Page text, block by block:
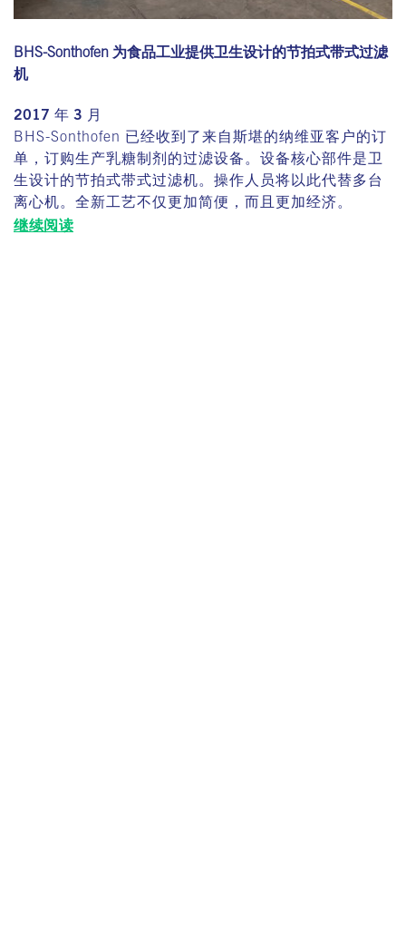
BHS-Sonthofen 为食品工业提供卫生设计的节拍式带式过滤
机
2017 年 3 月
BHS-Sonthofen 已经收到了来自斯堪的纳维亚客户的订
单，订购生产乳糖制剂的过滤设备。设备核心部件是卫
生设计的节拍式带式过滤机。操作人员将以此代替多台
离心机。全新工艺不仅更加简便，而且更加经济。
继续阅读